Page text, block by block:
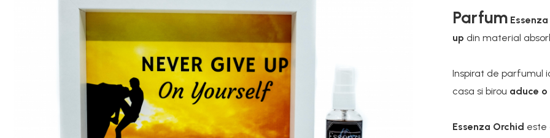
Parfum Essenza
up din material
Inspirat de parfumul
casa si birou aduce
Essenza Orchid este